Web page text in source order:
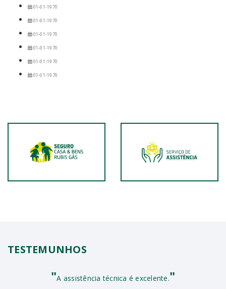
01-01-1970
01-01-1970
01-01-1970
01-01-1970
01-01-1970
01-01-1970
TESTEMUNHOS
"A assistência técnica é excelente."